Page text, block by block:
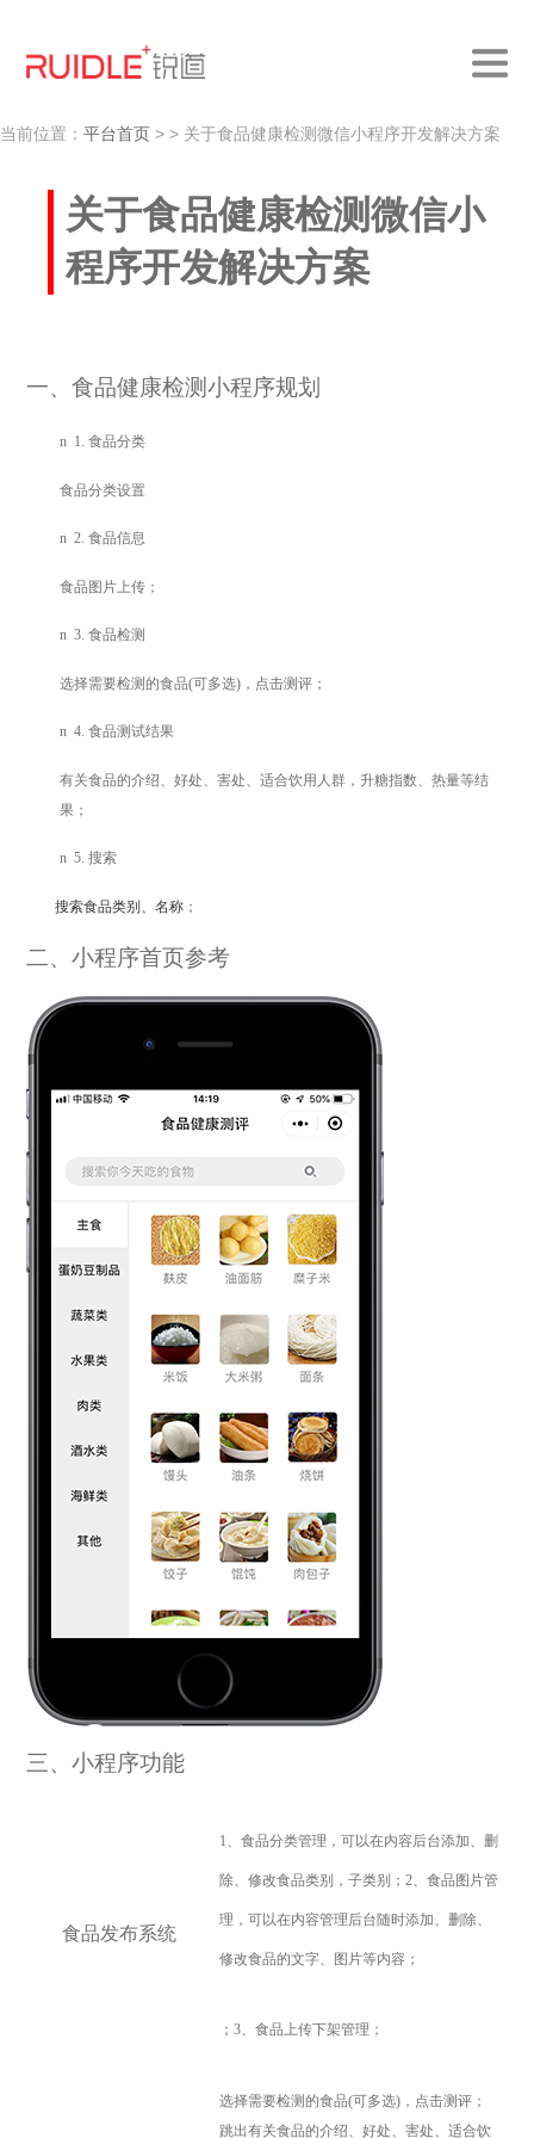
当前位置： 平台首页 > > 关于食品健康检测微信小程序开发解决方案
关于食品健康检测微信小
程序开发解决方案
一、食品健康检测小程序规划
n 1.食品分类
食品分类设置
n 2.食品信息
食品图片上传；
n 3.食品检测
选择需要检测的食品(可多选)，点击测评；
n 4.食品测试结果
有关食品的介绍、好处、害处、适合饮用人群，升糖指数、热量等结
果；
n 5.搜索
搜索食品类别、名称 ；
二、小程序首页参考
三、小程序功能
食品发布系统
1、食品分类管理，可以在内容后台添加、删
除、修改食品类别，子类别；2、食品图片管
理，可以在内容管理后台随时添加、删除、
修改食品的文字、图片等内容；
；3、食品上传下架管理；
选择需要检测的食品(可多选)，点击测评；
跳出有关食品的介绍、好处、害处、适合饮